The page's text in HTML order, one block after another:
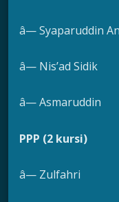
â— Syaparuddin
â— Nis’ad Sidik
â— Asmaruddin
PPP (2 kursi)
â— Zulfahri